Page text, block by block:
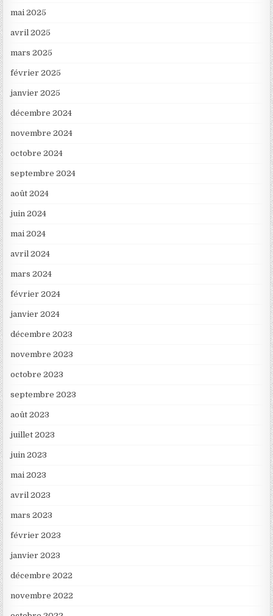
mai 2025
avril 2025
mars 2025
février 2025
janvier 2025
décembre 2024
novembre 2024
octobre 2024
septembre 2024
août 2024
juin 2024
mai 2024
avril 2024
mars 2024
février 2024
janvier 2024
décembre 2023
novembre 2023
octobre 2023
septembre 2023
août 2023
juillet 2023
juin 2023
mai 2023
avril 2023
mars 2023
février 2023
janvier 2023
décembre 2022
novembre 2022